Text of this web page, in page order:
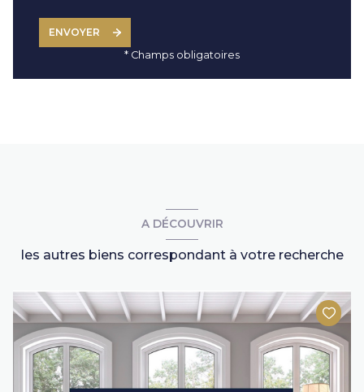
ENVOYER
* Champs obligatoires
A DÉCOUVRIR
les autres biens correspondant à votre recherche